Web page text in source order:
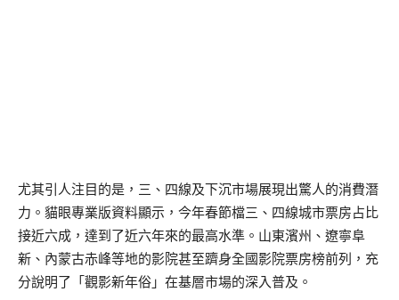
尤其引人注目的是，三、四線及下沉市場展現出驚人的消費潛
力。貓眼專業版資料顯示，今年春節檔三、四線城市票房占比
接近六成，達到了近六年來的最高水準。山東濱州、遼寧阜
新、內蒙古赤峰等地的影院甚至躋身全國影院票房榜前列，充
分說明了
「 觀影新年俗 」 在基層市場的深入普及。